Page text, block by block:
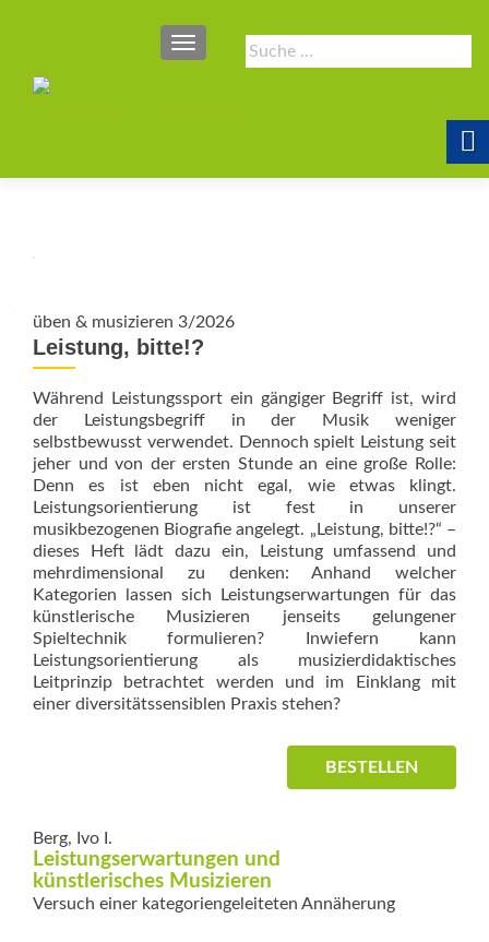
Suche
nach:
SCHALTE NAVIGATION
üben & musizieren 3/2026
Leistung, bitte!?
Während Leistungssport ein gängiger Begriff ist, wird
der Leistungsbegriff in der Musik weniger
selbstbewusst verwendet. Dennoch spielt Leistung seit
jeher und von der ersten Stunde an eine große Rolle:
Denn es ist eben nicht egal, wie etwas klingt.
Leistungsorientierung ist fest in unserer
musikbezogenen Biografie angelegt. „Leistung, bitte!?“ –
dieses Heft lädt dazu ein, Leistung umfassend und
mehrdimensional zu denken: Anhand welcher
Kategorien lassen sich Leistungserwartungen für das
künstlerische Musizieren jenseits gelungener
Spieltechnik formulieren? Inwiefern kann
Leistungsorientierung als musizierdidaktisches
Leitprinzip betrachtet werden und im Einklang mit
einer diversitätssensiblen Praxis stehen?
BESTELLEN
Berg, Ivo I.
Leistungserwartungen und
künstlerisches Musizieren
Versuch einer kategoriengeleiteten Annäherung